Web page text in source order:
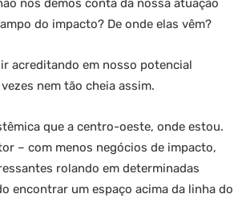
nos demos conta da nossa atuação
do impacto? De onde elas vêm?
acreditando em nosso potencial
nem tão cheia assim.
que a centro-oeste, onde estou.
– com menos negócios de impacto,
rolando em determinadas
encontrar um espaço acima da linha do